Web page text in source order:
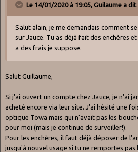
Le 14/01/2020 à 19:05, Guilaume a dit
Salut alain, je me demandais comment
sur Jauce. Tu as déjà fait des enchères
a des frais je suppose.
Salut Guillaume,
Si j'ai ouvert un compte chez Jauce, je n'ai
acheté encore via leur site. J'ai hésité une
optique Towa mais qui n'avait pas les
pour moi (mais je continue de surveiller!).
Pour les enchères, il faut déjà déposer de
jusqu'à nouvel usage si tu ne remportes pas